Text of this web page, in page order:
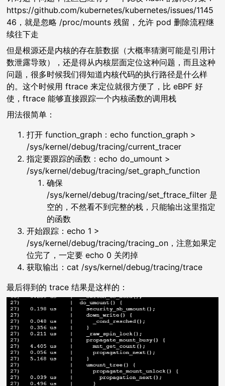
https://github.com/kubernetes/kubernetes/issues/1145
46，就是忽略 /proc/mounts 残留，允许 pod 删除流程继
续往下走
但是根源还是内核的存在脏数据（大概率猜测可能是引用计
数泄露导致），还是得从内核层面定位这种问题，而且这种
问题，很多时候我们得知道内核代码的执行路径是什么样
的。这个时候用 ftrace 来定位就很方便了，比 eBPF 好
使，ftrace 能够直接跟踪一个内核函数的调用栈
用法很简单：
打开 function_graph：echo function_graph >
/sys/kernel/debug/tracing/current_tracer
指定要跟踪的函数：echo do_umount >
/sys/kernel/debug/tracing/set_graph_function
确保
/sys/kernel/debug/tracing/set_ftrace_filter 是
空的，不然看不到完整的栈，只能输出这里指定
的函数
开始跟踪：echo 1 >
/sys/kernel/debug/tracing/tracing_on，注意如果定
位完了，一定要 echo 0 关闭掉
获取输出：cat /sys/kernel/debug/tracing/trace
最后得到的 trace 结果是这样的：